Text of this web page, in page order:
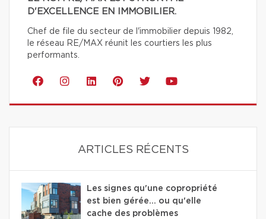
D'EXCELLENCE EN IMMOBILIER.
Chef de file du secteur de l'immobilier depuis 1982,
le réseau RE/MAX réunit les courtiers les plus
performants.
ARTICLES RÉCENTS
Les signes qu'une copropriété
est bien gérée… ou qu'elle
cache des problèmes